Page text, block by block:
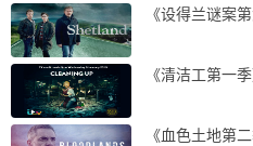
《设得兰谜案
《清洁工第一
《血色土地第